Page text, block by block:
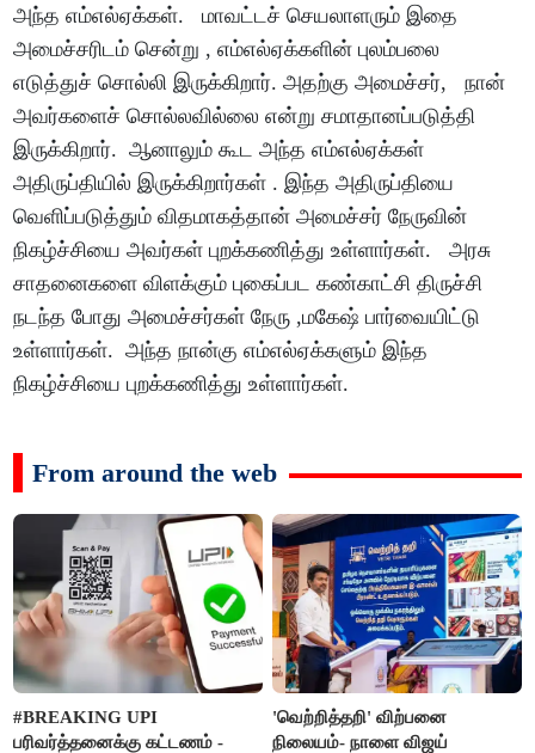
அந்த எம்எல்ஏக்கள். மாவட்டச் செயலாளரும் இதை
அமைச்சரிடம் சென்று , எம்எல்ஏக்களின் புலம்பலை
எடுத்துச் சொல்லி இருக்கிறார். அதற்கு அமைச்சர், நான்
அவர்களைச் சொல்லவில்லை என்று சமாதானப்படுத்தி
இருக்கிறார். ஆனாலும் கூட அந்த எம்எல்ஏக்கள்
அதிருப்தியில் இருக்கிறார்கள் . இந்த அதிருப்தியை
வெளிப்படுத்தும் விதமாகத்தான் அமைச்சர் நேருவின்
நிகழ்ச்சியை அவர்கள் புறக்கணித்து உள்ளார்கள். அரசு
சாதனைகளை விளக்கும் புகைப்பட கண்காட்சி திருச்சி
நடந்த போது அமைச்சர்கள் நேரு ,மகேஷ் பார்வையிட்டு
உள்ளார்கள். அந்த நான்கு எம்எல்ஏக்களும் இந்த
நிகழ்ச்சியை புறக்கணித்து உள்ளார்கள்.
From around the web
#BREAKING UPI
பரிவர்த்தனைக்கு கட்டணம் -
'வெற்றித்தறி' விற்பனை
நிலையம்- நாளை விஜய்